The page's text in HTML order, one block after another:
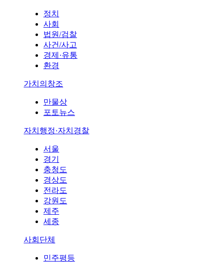
정치
사회
법원/검찰
사건/사고
경제·유통
환경
가치의창조
만물상
포토뉴스
자치행정·자치경찰
서울
경기
충청도
경상도
전라도
강원도
제주
세종
사회단체
민주평등